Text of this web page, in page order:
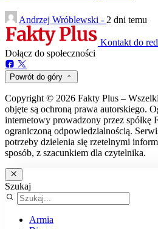
Andrzej Wróblewski - 2 dni temu
Kontakt do
Dołącz do społeczności
Powrót do góry
Copyright © 2026 Fakty Plus –
objęte są ochroną prawa autorskiego.
internetowy prowadzony przez spółkę
ograniczoną odpowiedzialnością.
potrzeby dzielenia się rzetelnymi
sposób, z szacunkiem dla czytelnika.
Szukaj
Armia